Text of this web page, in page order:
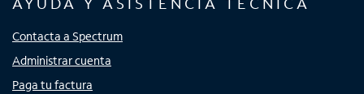
Contacta a Spectrum
Administrar cuenta
Paga tu factura